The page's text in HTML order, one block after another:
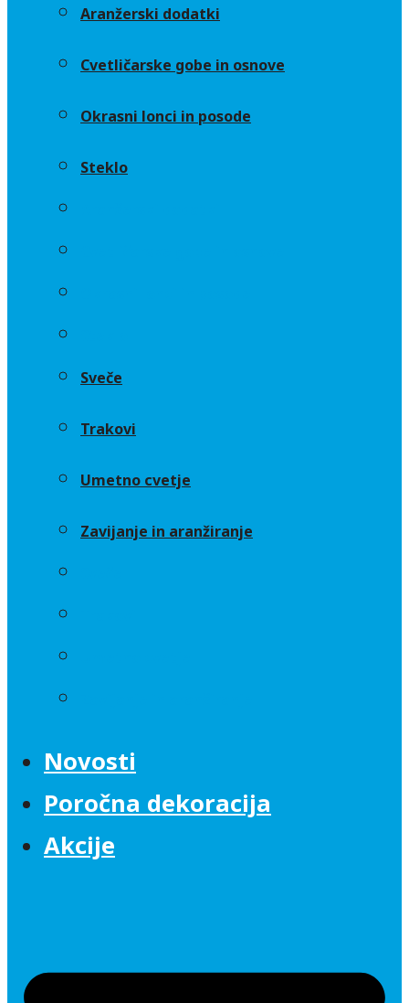
Aranžerski dodatki
Cvetličarske gobe in osnove
Okrasni lonci in posode
Steklo
Sveče
Trakovi
Umetno cvetje
Zavijanje in aranžiranje
Novosti
Poročna dekoracija
Akcije